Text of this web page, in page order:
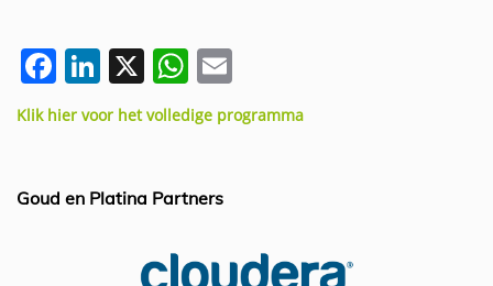
F
a
c
b
Li
n
k
dI
X W
h
at
A
m
ai
Klik hier voor het volledige programma
Goud en Platina Partners